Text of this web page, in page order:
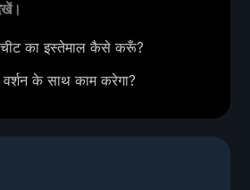
का इस्तेमाल कैसे करूँ?
के साथ काम करेगा?